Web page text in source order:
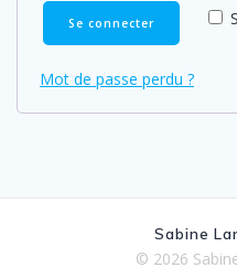
Se connecter
Mot de passe perdu ?
Sabine
© 2026